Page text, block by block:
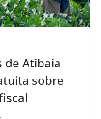
de Atibaia
sobre